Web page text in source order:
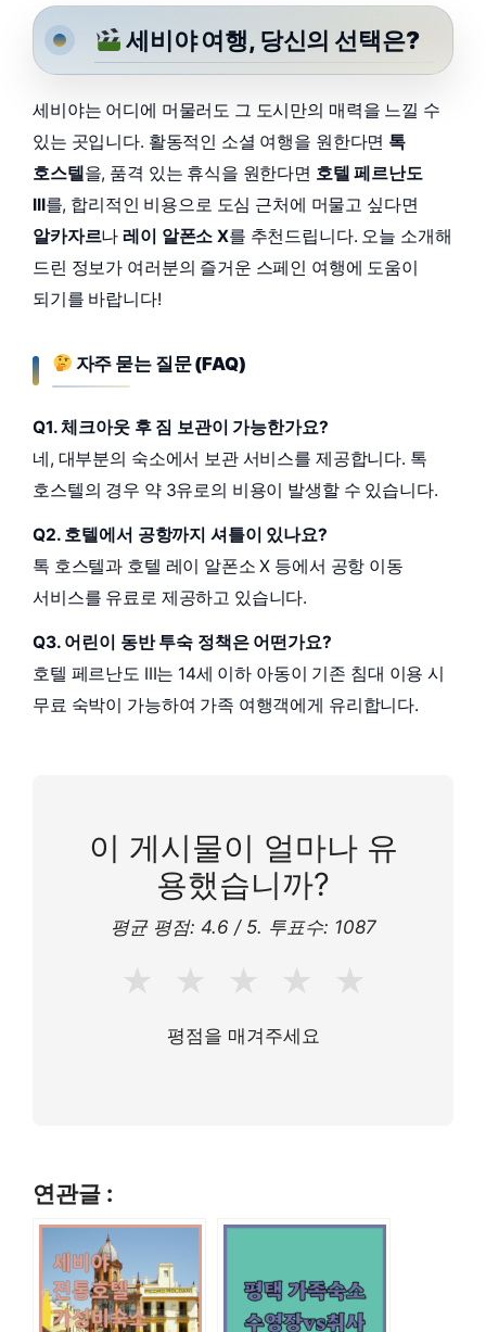
세비야 여행, 당신의 선택은?
세비야는 어디에 머물러도 그 도시만의 매력을 느낄 수
있는 곳입니다. 활동적인 소셜 여행을 원한다면 톡
호스텔을, 품격 있는 휴식을 원한다면 호텔 페르난도
III를, 합리적인 비용으로 도심 근처에 머물고 싶다면
알카자르나 레이 알폰소 X를 추천드립니다. 오늘 소개해
드린 정보가 여러분의 즐거운 스페인 여행에 도움이
되기를 바랍니다!
자주 묻는 질문 (FAQ)
Q1. 체크아웃 후 짐 보관이 가능한가요?
네, 대부분의 숙소에서 보관 서비스를 제공합니다. 톡
호스텔의 경우 약 3유로의 비용이 발생할 수 있습니다.
Q2. 호텔에서 공항까지 셔틀이 있나요?
톡 호스텔과 호텔 레이 알폰소 X 등에서 공항 이동
서비스를 유료로 제공하고 있습니다.
Q3. 어린이 동반 투숙 정책은 어떤가요?
호텔 페르난도 III는 14세 이하 아동이 기존 침대 이용 시
무료 숙박이 가능하여 가족 여행객에게 유리합니다.
이 게시물이 얼마나 유
용했습니까?
평균 평점: 4.6 / 5. 투표수: 1087
★ ★ ★ ★ ★
평점을 매겨주세요
연관글 :